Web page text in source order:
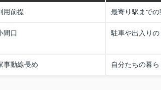
用前提 最寄り駅までの
間口 駐車や出入りの
事動線長め 自分たちの暮